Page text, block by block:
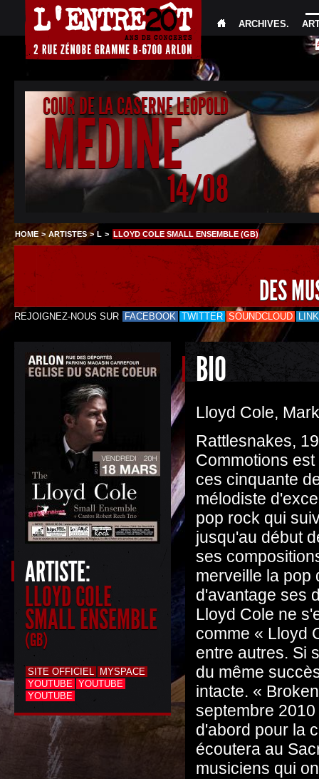
ARCHIVES.
COUR DE LA CASERNE LEOPOLD
MEDINE
14/08
HOME >ARTISTES>L > LLOYD COLE SMALL ENSEMBLE (GB)
DES
REJOIGNEZ-NOUS SUR FACEBOOK TWITTER SOUNDCLOUD
ARTISTE:
LLOYD COLE
SMALL ENSEMBLE
(GB)
SITE OFFICIEL
MYSPACE
YOUTUBE YOUTUBE
YOUTUBE
BIO
Lloyd Cole,
Rattlesnakes,
Commotions
ces cinquante
mélodiste
pop rock qui
jusqu'au début
ses
merveille la pop
d'avantage ses
Lloyd Cole ne
comme « Lloyd
entre autres. Si
du même
intacte. «
septembre
d'abord pour la
écoutera au
musiciens qui